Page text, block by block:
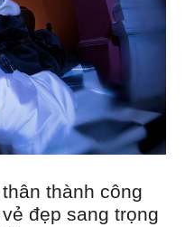
thành công
đẹp sang trọng